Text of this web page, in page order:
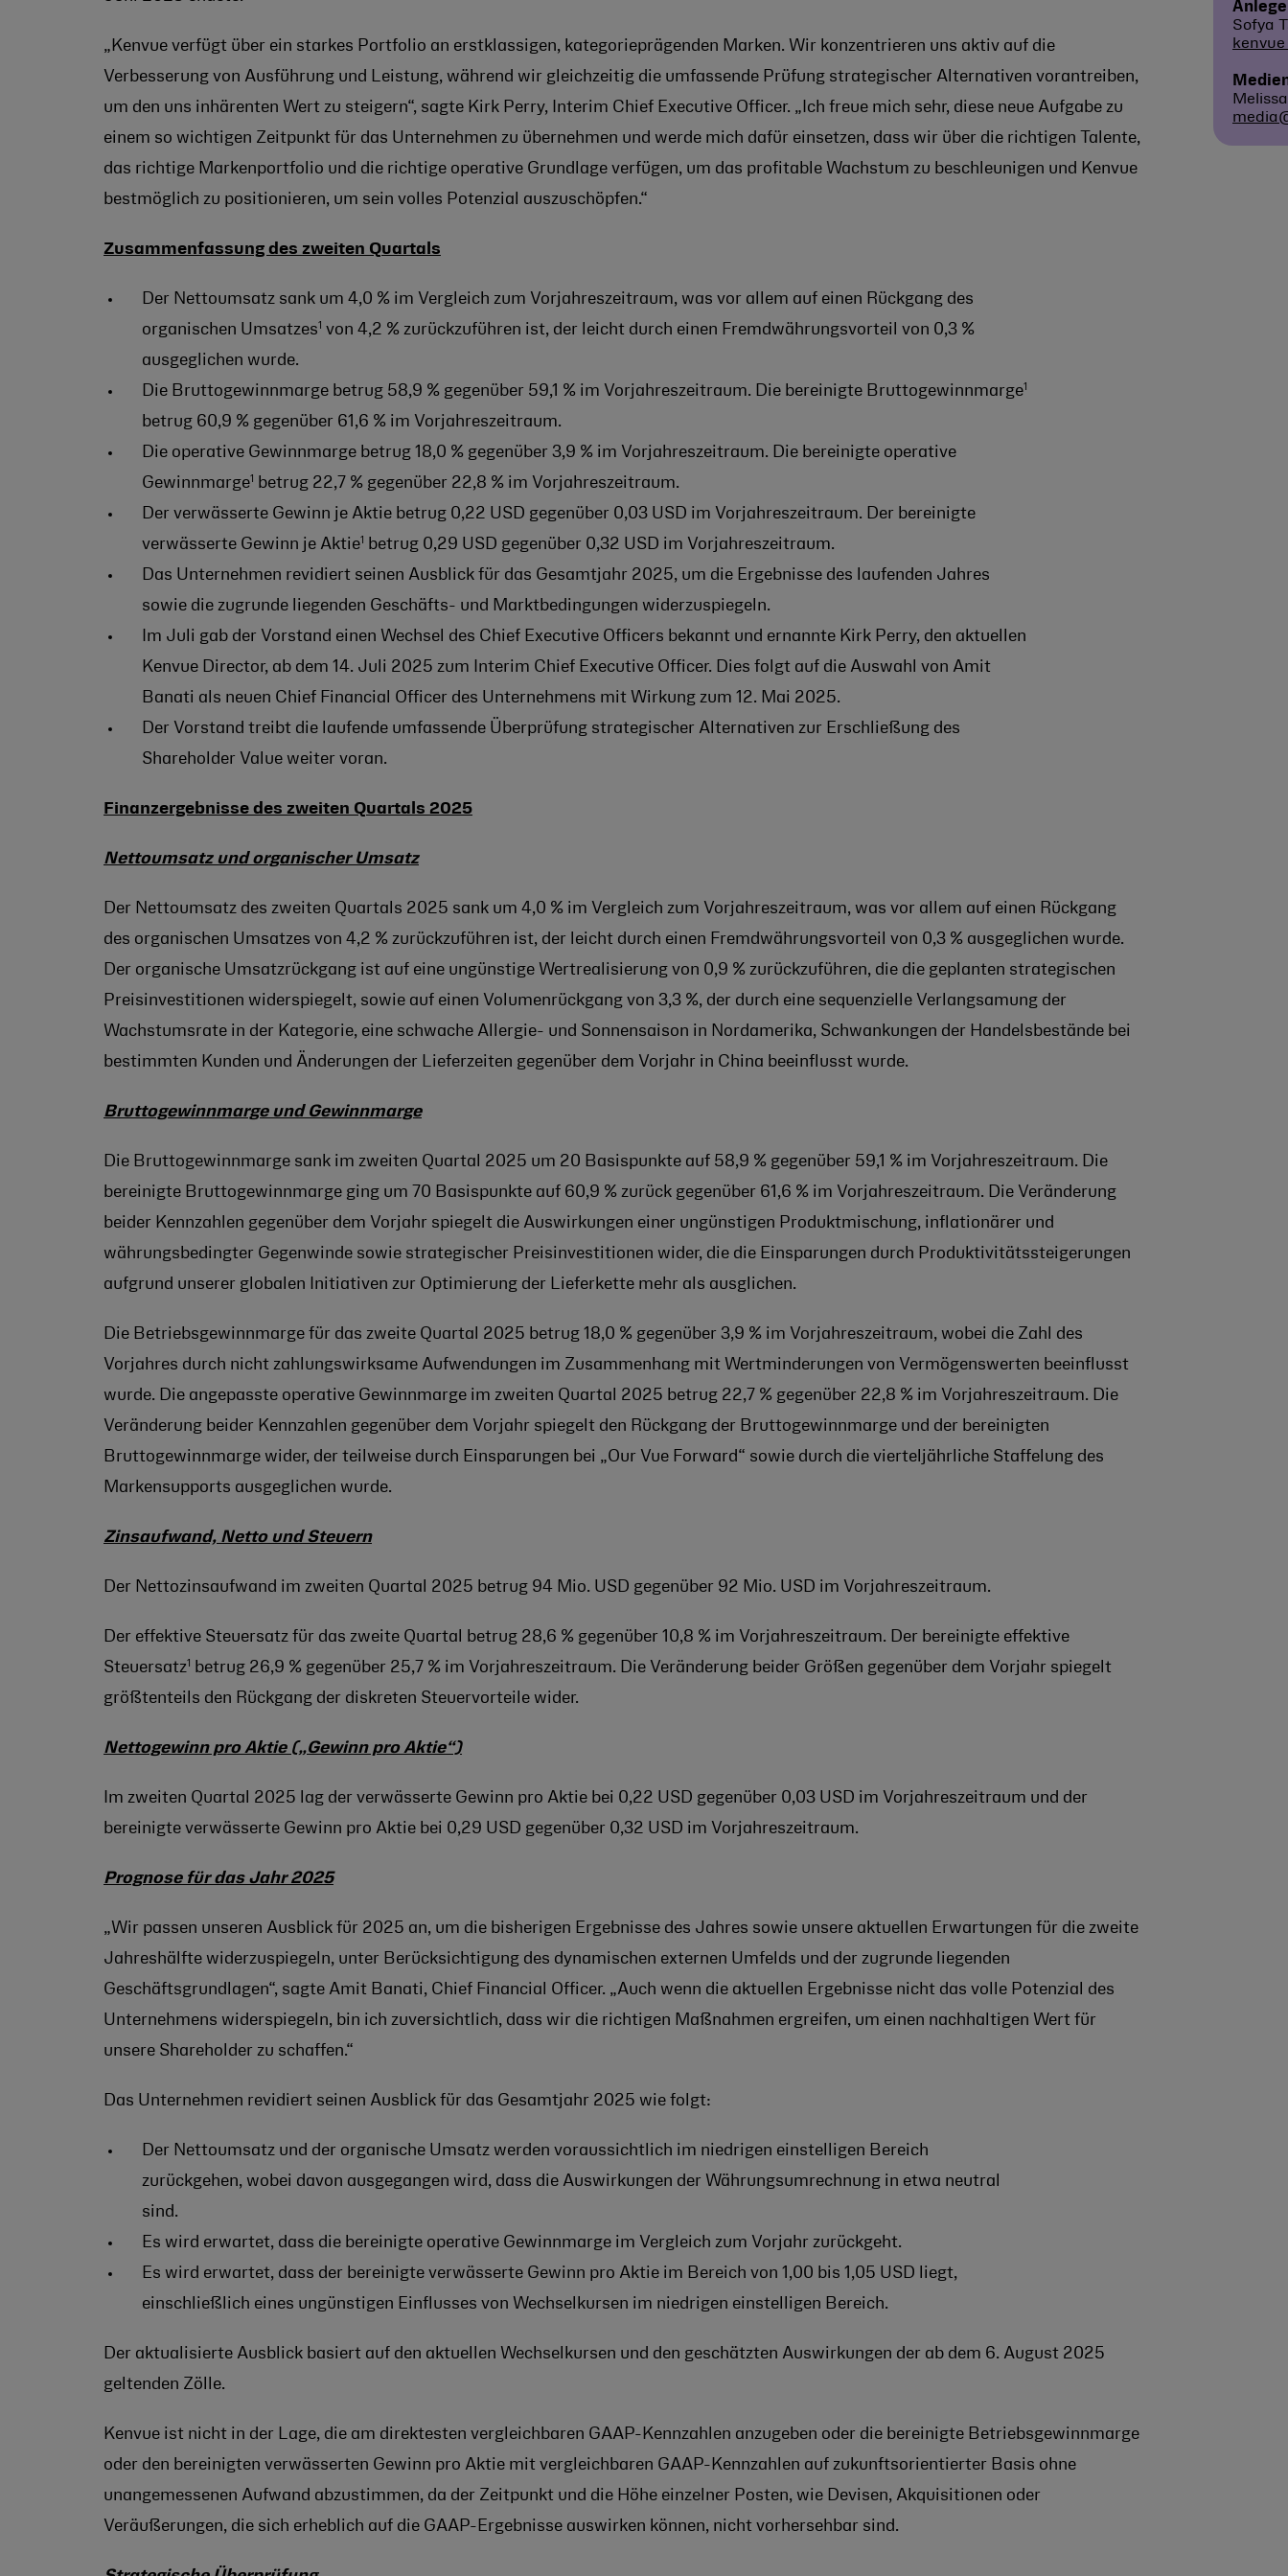
„Kenvue verfügt über ein starkes Portfolio an erstklassigen, kategorieprägenden Marken. Wir konzentrieren uns aktiv auf die
Verbesserung von Ausführung und Leistung, während wir gleichzeitig die umfassende Prüfung strategischer Alternativen vorantreiben,
um den uns inhärenten Wert zu steigern“, sagte Kirk Perry, Interim Chief Executive Officer. „Ich freue mich sehr, diese neue Aufgabe zu
einem so wichtigen Zeitpunkt für das Unternehmen zu übernehmen und werde mich dafür einsetzen, dass wir über die richtigen Talente,
das richtige Markenportfolio und die richtige operative Grundlage verfügen, um das profitable Wachstum zu beschleunigen und Kenvue
bestmöglich zu positionieren, um sein volles Potenzial auszuschöpfen.“
Zusammenfassung des zweiten Quartals
Der Nettoumsatz sank um 4,0 % im Vergleich zum Vorjahreszeitraum, was vor allem auf einen Rückgang des
organischen Umsatzes1 von 4,2 % zurückzuführen ist, der leicht durch einen Fremdwährungsvorteil von 0,3 %
ausgeglichen wurde.
Die Bruttogewinnmarge betrug 58,9 % gegenüber 59,1 % im Vorjahreszeitraum. Die bereinigte Bruttogewinnmarge1
betrug 60,9 % gegenüber 61,6 % im Vorjahreszeitraum.
Die operative Gewinnmarge betrug 18,0 % gegenüber 3,9 % im Vorjahreszeitraum. Die bereinigte operative
Gewinnmarge1
betrug 22,7 % gegenüber 22,8 % im Vorjahreszeitraum.
Der verwässerte Gewinn je Aktie betrug 0,22 USD gegenüber 0,03 USD im Vorjahreszeitraum. Der bereinigte
verwässerte Gewinn je Aktie1
betrug 0,29 USD gegenüber 0,32 USD im Vorjahreszeitraum.
Das Unternehmen revidiert seinen Ausblick für das Gesamtjahr 2025, um die Ergebnisse des laufenden Jahres
sowie die zugrunde liegenden Geschäfts- und Marktbedingungen widerzuspiegeln.
Im Juli gab der Vorstand einen Wechsel des Chief Executive Officers bekannt und ernannte Kirk Perry, den aktuellen
Kenvue Director, ab dem 14. Juli 2025 zum Interim Chief Executive Officer. Dies folgt auf die Auswahl von Amit
Banati als neuen Chief Financial Officer des Unternehmens mit Wirkung zum 12. Mai 2025.
Der Vorstand treibt die laufende umfassende Überprüfung strategischer Alternativen zur Erschließung des
Shareholder Value weiter voran.
Finanzergebnisse des zweiten Quartals 2025
Nettoumsatz und organischer Umsatz
Der Nettoumsatz des zweiten Quartals 2025 sank um 4,0 % im Vergleich zum Vorjahreszeitraum, was vor allem auf einen Rückgang
des organischen Umsatzes von 4,2 % zurückzuführen ist, der leicht durch einen Fremdwährungsvorteil von 0,3 % ausgeglichen wurde.
Der organische Umsatzrückgang ist auf eine ungünstige Wertrealisierung von 0,9 % zurückzuführen, die die geplanten strategischen
Preisinvestitionen widerspiegelt, sowie auf einen Volumenrückgang von 3,3 %, der durch eine sequenzielle Verlangsamung der
Wachstumsrate in der Kategorie, eine schwache Allergie- und Sonnensaison in Nordamerika, Schwankungen der Handelsbestände bei
bestimmten Kunden und Änderungen der Lieferzeiten gegenüber dem Vorjahr in China beeinflusst wurde.
Bruttogewinnmarge und Gewinnmarge
Die Bruttogewinnmarge sank im zweiten Quartal 2025 um 20 Basispunkte auf 58,9 % gegenüber 59,1 % im Vorjahreszeitraum. Die
bereinigte Bruttogewinnmarge ging um 70 Basispunkte auf 60,9 % zurück gegenüber 61,6 % im Vorjahreszeitraum. Die Veränderung
beider Kennzahlen gegenüber dem Vorjahr spiegelt die Auswirkungen einer ungünstigen Produktmischung, inflationärer und
währungsbedingter Gegenwinde sowie strategischer Preisinvestitionen wider, die die Einsparungen durch Produktivitätssteigerungen
aufgrund unserer globalen Initiativen zur Optimierung der Lieferkette mehr als ausglichen.
Die Betriebsgewinnmarge für das zweite Quartal 2025 betrug 18,0 % gegenüber 3,9 % im Vorjahreszeitraum, wobei die Zahl des
Vorjahres durch nicht zahlungswirksame Aufwendungen im Zusammenhang mit Wertminderungen von Vermögenswerten beeinflusst
wurde. Die angepasste operative Gewinnmarge im zweiten Quartal 2025 betrug 22,7 % gegenüber 22,8 % im Vorjahreszeitraum. Die
Veränderung beider Kennzahlen gegenüber dem Vorjahr spiegelt den Rückgang der Bruttogewinnmarge und der bereinigten
Bruttogewinnmarge wider, der teilweise durch Einsparungen bei „Our Vue Forward“ sowie durch die vierteljährliche Staffelung des
Markensupports ausgeglichen wurde.
Zinsaufwand, Netto und Steuern
Der Nettozinsaufwand im zweiten Quartal 2025 betrug 94 Mio. USD gegenüber 92 Mio. USD im Vorjahreszeitraum.
Der effektive Steuersatz für das zweite Quartal betrug 28,6 % gegenüber 10,8 % im Vorjahreszeitraum. Der bereinigte effektive
Steuersatz1
betrug 26,9 % gegenüber 25,7 % im Vorjahreszeitraum. Die Veränderung beider Größen gegenüber dem Vorjahr spiegelt
größtenteils den Rückgang der diskreten Steuervorteile wider.
Nettogewinn pro Aktie („Gewinn pro Aktie“)
Im zweiten Quartal 2025 lag der verwässerte Gewinn pro Aktie bei 0,22 USD gegenüber 0,03 USD im Vorjahreszeitraum und der
bereinigte verwässerte Gewinn pro Aktie bei 0,29 USD gegenüber 0,32 USD im Vorjahreszeitraum.
Prognose für das Jahr 2025
„Wir passen unseren Ausblick für 2025 an, um die bisherigen Ergebnisse des Jahres sowie unsere aktuellen Erwartungen für die zweite
Jahreshälfte widerzuspiegeln, unter Berücksichtigung des dynamischen externen Umfelds und der zugrunde liegenden
Geschäftsgrundlagen“, sagte Amit Banati, Chief Financial Officer. „Auch wenn die aktuellen Ergebnisse nicht das volle Potenzial des
Unternehmens widerspiegeln, bin ich zuversichtlich, dass wir die richtigen Maßnahmen ergreifen, um einen nachhaltigen Wert für
unsere Shareholder zu schaffen.“
Das Unternehmen revidiert seinen Ausblick für das Gesamtjahr 2025 wie folgt:
Der Nettoumsatz und der organische Umsatz werden voraussichtlich im niedrigen einstelligen Bereich
zurückgehen, wobei davon ausgegangen wird, dass die Auswirkungen der Währungsumrechnung in etwa neutral
sind.
Es wird erwartet, dass die bereinigte operative Gewinnmarge im Vergleich zum Vorjahr zurückgeht.
Es wird erwartet, dass der bereinigte verwässerte Gewinn pro Aktie im Bereich von 1,00 bis 1,05 USD liegt,
einschließlich eines ungünstigen Einflusses von Wechselkursen im niedrigen einstelligen Bereich.
Der aktualisierte Ausblick basiert auf den aktuellen Wechselkursen und den geschätzten Auswirkungen der ab dem 6. August 2025
geltenden Zölle.
Kenvue ist nicht in der Lage, die am direktesten vergleichbaren GAAP-Kennzahlen anzugeben oder die bereinigte Betriebsgewinnmarge
oder den bereinigten verwässerten Gewinn pro Aktie mit vergleichbaren GAAP-Kennzahlen auf zukunftsorientierter Basis ohne
unangemessenen Aufwand abzustimmen, da der Zeitpunkt und die Höhe einzelner Posten, wie Devisen, Akquisitionen oder
Veräußerungen, die sich erheblich auf die GAAP-Ergebnisse auswirken können, nicht vorhersehbar sind.
Sofya